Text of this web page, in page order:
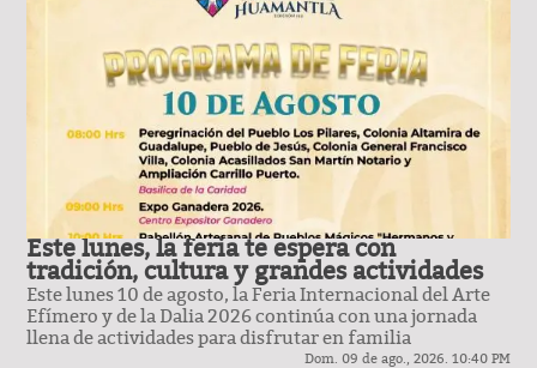
Este lunes, la feria te espera con
tradición, cultura y grandes actividades
Este lunes 10 de agosto, la Feria Internacional del Arte
Efímero y de la Dalia 2026 continúa con una jornada
llena de actividades para disfrutar en familia
Dom. 09 de ago., 2026. 10:40 PM